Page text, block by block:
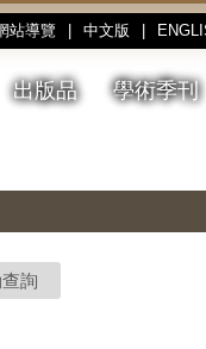
站導覽 中文版
出版品 學術季刊
詢